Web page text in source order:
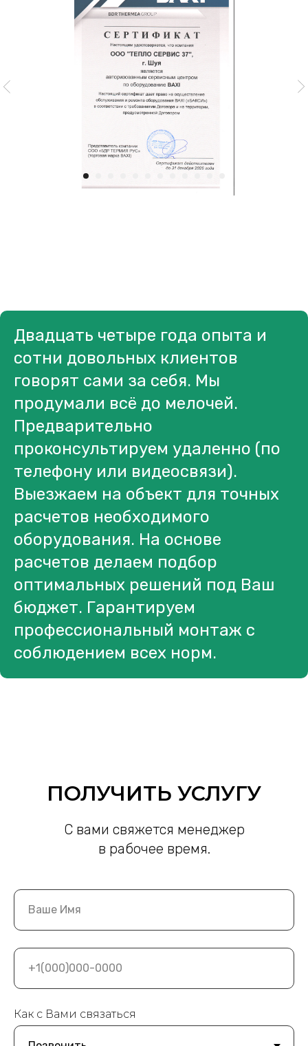
Двадцать четыре года опыта и
сотни довольных клиентов
говорят сами за себя. Мы
продумали всё до мелочей.
Предварительно
проконсультируем удаленно (по
телефону или видеосвязи).
Выезжаем на объект для точных
расчетов необходимого
оборудования. На основе
расчетов делаем подбор
оптимальных решений под Ваш
бюджет. Гарантируем
профессиональный монтаж с
соблюдением всех норм.
ПОЛУЧИТЬ УСЛУГУ
С вами свяжется менеджер
в рабочее время.
Как с Вами связаться